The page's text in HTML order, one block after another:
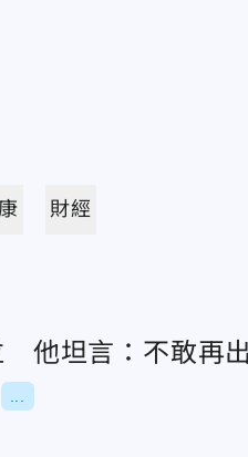
財經
他坦言：不敢再